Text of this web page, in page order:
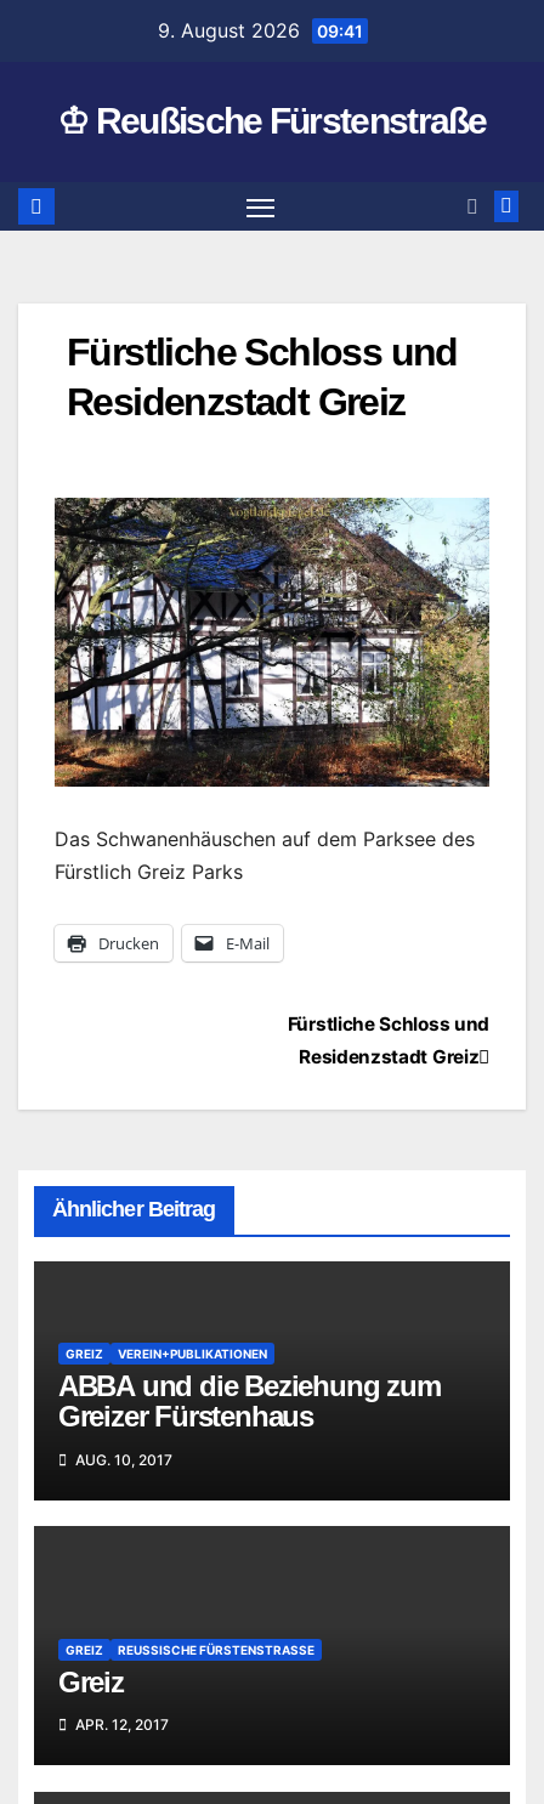
9. August 2026 09:41
♔ Reußische Fürstenstraße
Fürstliche Schloss und
Residenzstadt Greiz
Das Schwanenhäuschen auf dem Parksee des
Fürstlich Greiz Parks
Drucken E-Mail
BeitragsnavigationFürstliche Schloss und
Residenzstadt Greiz
Ähnlicher Beitrag
GREIZ VEREIN+PUBLIKATIONEN
ABBA und die Beziehung zum
Greizer Fürstenhaus
AUG. 10, 2017
GREIZ REUSSISCHE FÜRSTENSTRASSE
Greiz
APR. 12, 2017